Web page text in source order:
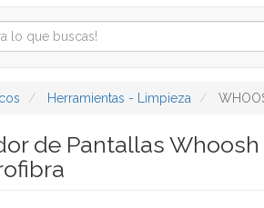
Herramientas - Limpieza
de Pantallas Whoosh